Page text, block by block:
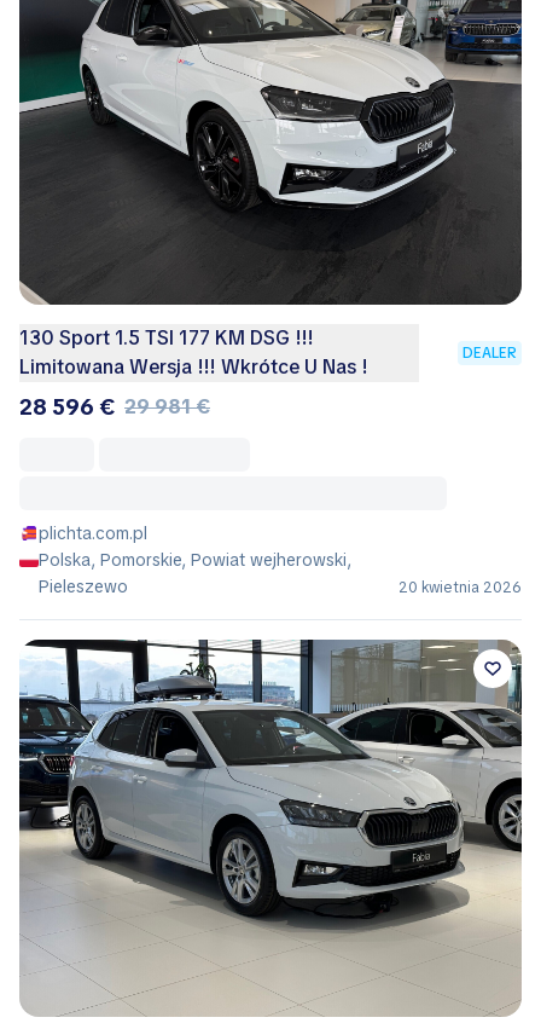
130 Sport 1.5 TSI 177 KM DSG !!!
Limitowana Wersja !!! Wkrótce U Nas !
DEALER
28 596 € 29 981 €
plichta.com.pl
Polska, Pomorskie, Powiat wejherowski,
Pieleszewo
20 kwietnia 2026